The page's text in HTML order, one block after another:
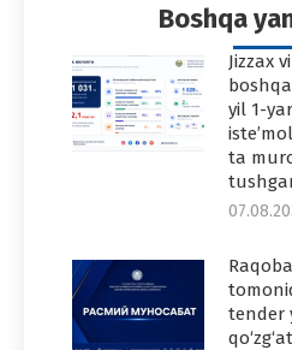
Boshqa
Jizzax
yil 1-
ta
tender